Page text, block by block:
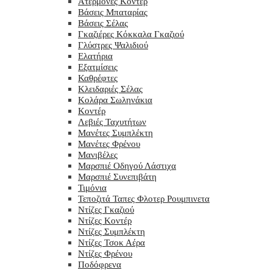
Βάσεις Μπαταρίας
Βάσεις Σέλας
Γκαζιέρες Κόκκαλα Γκαζιού
Γλύστρες Ψαλιδιού
Ελατήρια
Εξατμίσεις
Καθρέφτες
Κλειδαριές Σέλας
Κολάρα Σωληνάκια
Κοντέρ
Λεβιές Ταχυτήτων
Μανέτες Συμπλέκτη
Μανέτες Φρένου
Μανιβέλες
Μαρσπιέ Οδηγού Λάστιχα
Μαρσπιέ Συνεπιβάτη
Τιμόνια
Τεποζιτά Ταπες Φλοτερ Ρουμπινετα
Ντίζες Γκαζιού
Ντίζες Κοντέρ
Ντίζες Συμπλέκτη
Ντίζες Τσοκ Αέρα
Ντίζες Φρένου
Ποδόφρενα